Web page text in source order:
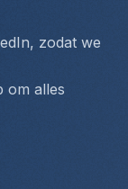
zodat we
om alles